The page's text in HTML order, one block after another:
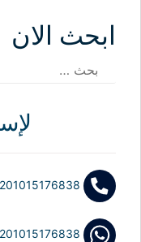
ابحث الان
البحث